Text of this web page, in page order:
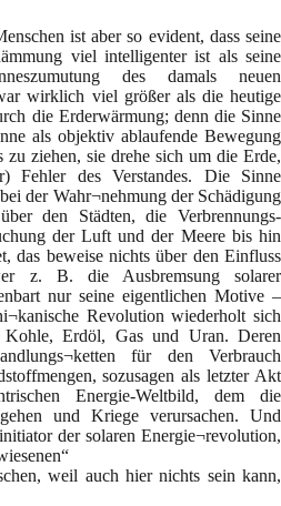
ist aber so evident, dass seine
viel intelligenter ist als seine
des damals neuen
wirklich viel größer als die heutige
die Erderwärmung; denn die Sinne
als objektiv ablaufende Bewegung
zu ziehen, sie drehe sich um die Erde,
Fehler des Verstandes. Die Sinne
der Wahr¬nehmung der Schädigung
den Städten, die Verbrennungs-
der Luft und der Meere bis hin
das beweise nichts über den Einfluss
z. B. die Ausbremsung solarer
nur seine eigentlichen Motive –
Revolution wiederholt sich
Kohle, Erdöl, Gas und Uran. Deren
für den Verbrauch
sozusagen als letzter Akt
Energie-Weltbild, dem die
und Kriege verursachen. Und
der solaren Energie¬revolution,
weil auch hier nichts sein kann,